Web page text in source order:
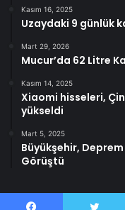
Kasım 16, 2025
Uzaydaki 9 günlük
Mart 29, 2026
Mucur’da 62 Litre
Kasım 14, 2025
Xiaomi hisseleri,
yükseldi
Mart 5, 2025
Büyükşehir,
Görüştü